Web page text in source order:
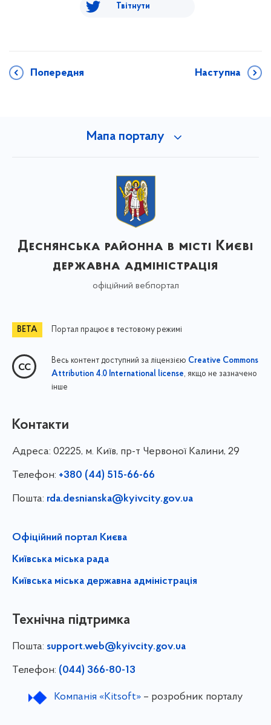
Твітнути
Попередня Наступна
Мапа порталу
Деснянська районна в місті Києві
державна адміністрація
офіційний вебпортал
Портал працює в тестовому режимі
Весь контент доступний за ліцензією Creative Commons
Attribution 4.0 International license, якщо не зазначено
інше
Контакти
Адреса: 02225, м. Київ, пр-т Червоної Калини, 29
Телефон: +380 (44) 515-66-66
Пошта: rda.desnianska@kyivcity.gov.ua
Офіційний портал Києва
Київська міська рада
Київська міська державна адміністрація
Технічна підтримка
Пошта: support.web@kyivcity.gov.ua
Телефон: (044) 366-80-13
Компанія «Kitsoft»– розробник порталу